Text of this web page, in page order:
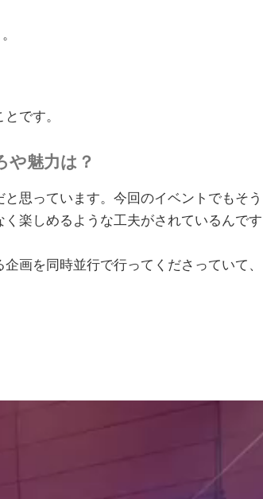
です。
魅力は？
思っています。今回のイベントでもそう
楽しめるような工夫がされているんです
画を同時並行で行ってくださっていて、